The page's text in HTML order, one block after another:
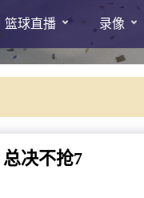
篮球直播 录像
决不抢7